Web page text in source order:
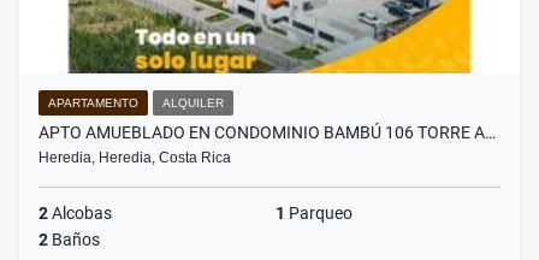
APARTAMENTO ALQUILER
APTO AMUEBLADO EN CONDOMINIO BAMBÚ 106 TORRE A…
Heredia, Heredia, Costa Rica
2Alcobas 1 Parqueo
2 Baños